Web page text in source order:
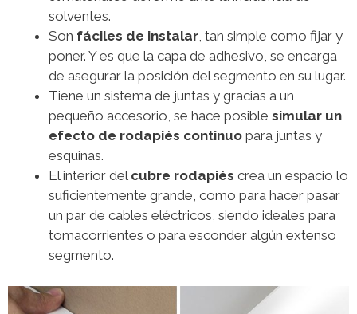
solventes.
Son fáciles de instalar, tan simple como fijar y
poner. Y es que la capa de adhesivo, se encarga
de asegurar la posición del segmento en su lugar.
Tiene un sistema de juntas y gracias a un
pequeño accesorio, se hace posible simular un
efecto de rodapiés continuo para juntas y
esquinas.
El interior del cubre rodapiés crea un espacio lo
suficientemente grande, como para hacer pasar
un par de cables eléctricos, siendo ideales para
tomacorrientes o para esconder algún extenso
segmento.